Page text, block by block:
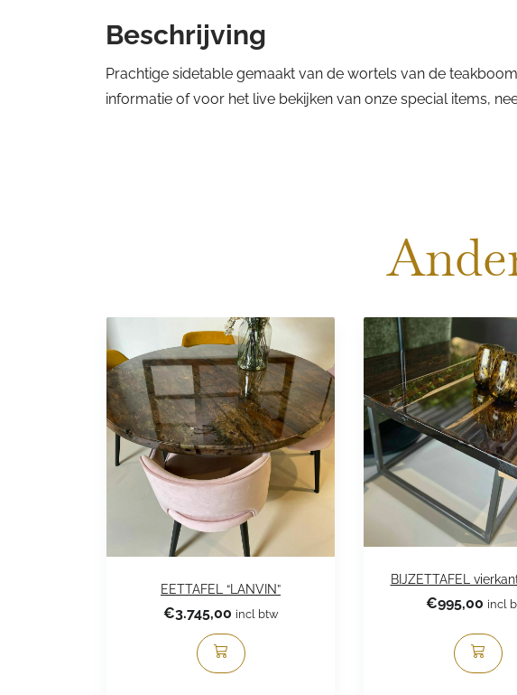
Beschrijving
Prachtige sidetable gemaakt van de wortels van de
informatie of voor het live bekijken van onze special items,
EETTAFEL “LANVIN”
€3.745,00 incl btw
BIJZETTAFEL
€995,00 incl